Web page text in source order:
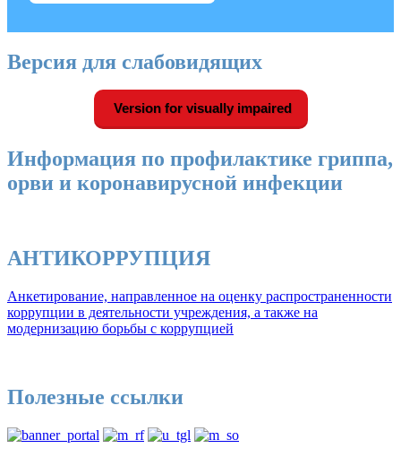
Версия для слабовидящих
Version for visually impaired
Информация по профилактике гриппа,
орви и коронавирусной инфекции
АНТИКОРРУПЦИЯ
Анкетирование, направленное на оценку распространенности
коррупции в деятельности учреждения, а также на
модернизацию борьбы с коррупцией
Полезные ссылки